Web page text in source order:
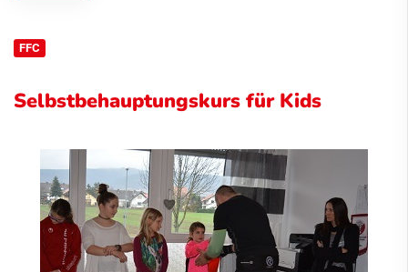
FFC
Selbstbehauptungskurs für Kids